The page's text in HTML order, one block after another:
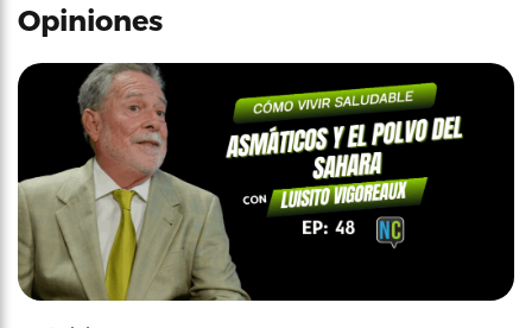
Opiniones